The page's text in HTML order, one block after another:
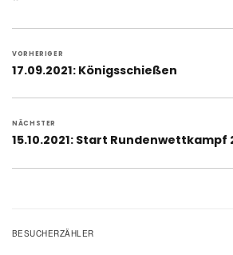
VORHERIGER
Vorheriger
17.09.2021: Königsschießen
NÄCHSTER
Nächster
15.10.2021: Start Rundenwettkampf
BESUCHERZÄHLER